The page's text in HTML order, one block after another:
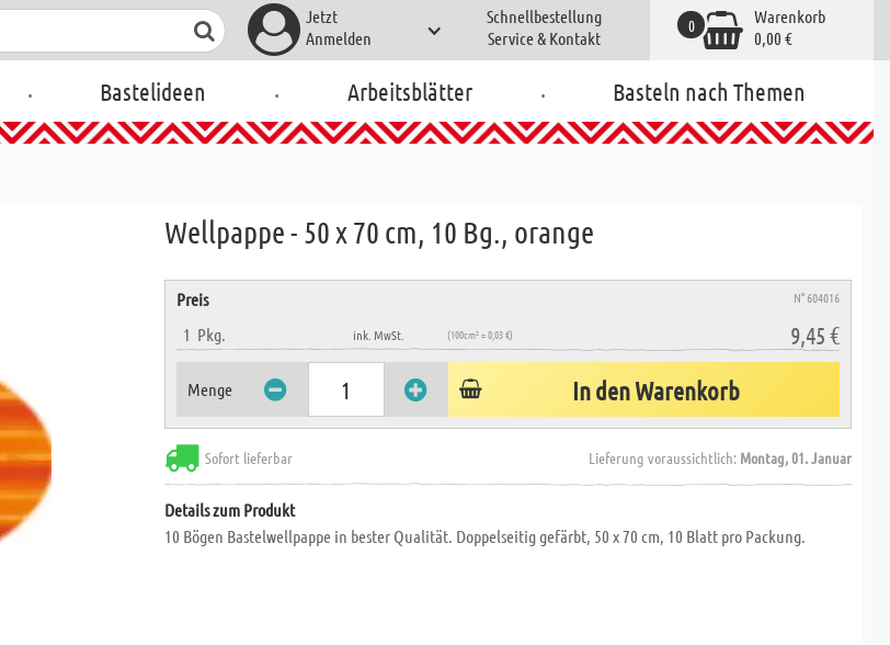
Jetzt
Anmelden
Schnellbestellung
Service & Kontakt
Warenkorb
0,00 €
0
. Bastelideen . Arbeitsblätter . Basteln nach Themen
Wellpappe - 50 x 70 cm, 10 Bg., orange
Preis N° 604016
1 Pkg. ink. MwSt. (100cm² = 0,03 €) 9,45 €
Menge In den Warenkorb
Sofort lieferbar Lieferung voraussichtlich: Montag, 01. Januar
Details zum Produkt
10 Bögen Bastelwellpappe in bester Qualität. Doppelseitig gefärbt, 50 x 70 cm, 10 Blatt pro Packung.